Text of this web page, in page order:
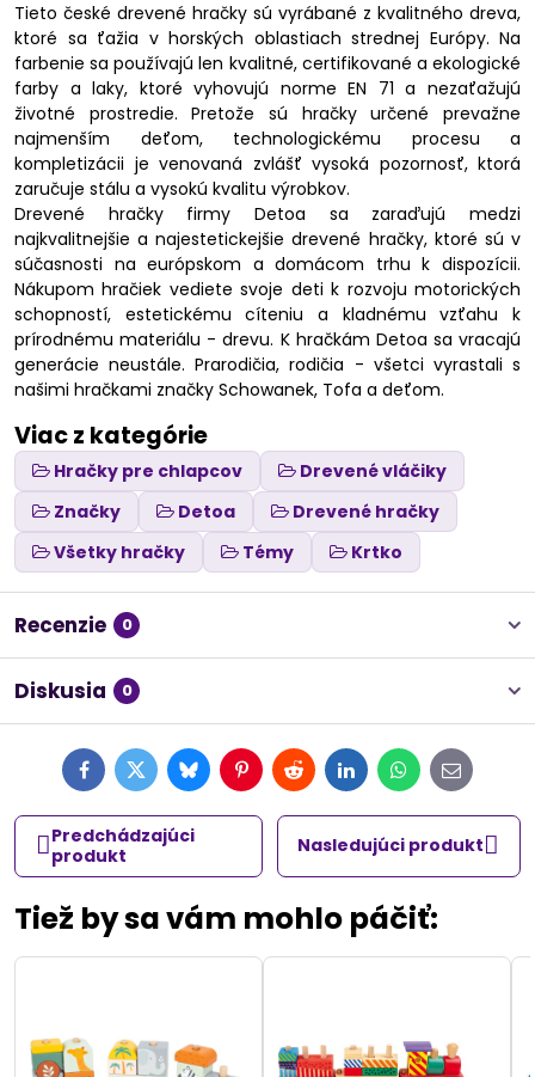
Tieto české drevené hračky sú vyrábané z kvalitného dreva,
ktoré sa ťažia v horských oblastiach strednej Európy. Na
farbenie sa používajú len kvalitné, certifikované a ekologické
farby a laky, ktoré vyhovujú norme EN 71 a nezaťažujú
životné prostredie. Pretože sú hračky určené prevažne
najmenším deťom, technologickému procesu a
kompletizácii je venovaná zvlášť vysoká pozornosť, ktorá
zaručuje stálu a vysokú kvalitu výrobkov.
Drevené hračky firmy Detoa sa zaraďujú medzi
najkvalitnejšie a najestetickejšie drevené hračky, ktoré sú v
súčasnosti na európskom a domácom trhu k dispozícii.
Nákupom hračiek vediete svoje deti k rozvoju motorických
schopností, estetickému cíteniu a kladnému vzťahu k
prírodnému materiálu - drevu. K hračkám Detoa sa vracajú
generácie neustále. Prarodičia, rodičia - všetci vyrastali s
našimi hračkami značky Schowanek, Tofa a deťom.
Viac z kategórie
Hračky pre chlapcov
Drevené vláčiky
Značky
Detoa
Drevené hračky
Všetky hračky
Témy Krtko
Recenzie 0
Diskusia 0
FacebookTwitterBlueskyPinterestRedditLinkedInWhatsApp
E-
mail
Predchádzajúci
produkt
Nasledujúci produkt
Tiež by sa vám mohlo páčiť: